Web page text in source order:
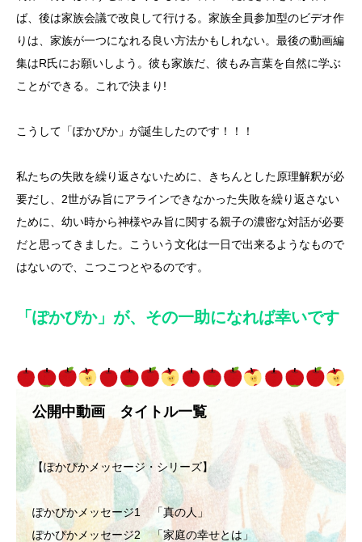
ば、後は家族会議で改良して行ける。家族全員参加型のビデオ作
りは、家族が一つになれる良い方法かもしれない。最後の動画編
集はR氏にお願いしよう。彼も家族だ、彼もみ言葉を自然に学ぶ
ことができる。これで決まり!
こうして「ぽかぴか」が誕生したのです！！！
私たちの失敗を繰り返さないために、きちんとした原理解釈が必
要だし、2世がみ旨にアラインできなかった失敗を繰り返さない
ために、幼い時から神様やみ旨に関する親子の濃密な対話が必要
だと思ってきました。こういう文化は一日で出来るようなもので
はないので、こつこつとやるのです。
「ぽかぴか」が、その一助になれば幸いです
公開中動画 タイトル一覧
【ぽかぴかメッセージ・シリーズ】
ぽかぴかメッセージ1 「真の人」
ぽかぴかメッセージ2 「家庭の幸せとは」